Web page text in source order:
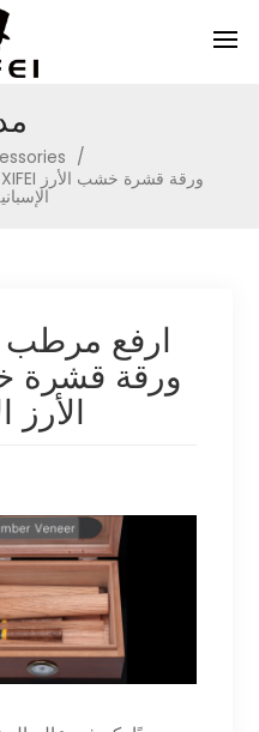
/
الإسبانية 5
ارفع مرطب
الأرز